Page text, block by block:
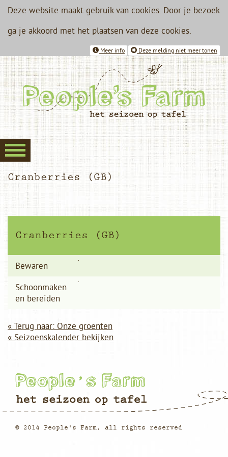
Deze website maakt gebruik van cookies. Door je bezoek
ga je akkoord met het plaatsen van deze cookies.
Deze melding niet meer tonen
Meer info
Cranberries (GB)
Cranberries (GB)
Bewaren
Schoonmaken
en bereiden
« Terug naar: Onze groenten
« Seizoenskalender bekijken
© 2014 People's Farm, all rights reserved